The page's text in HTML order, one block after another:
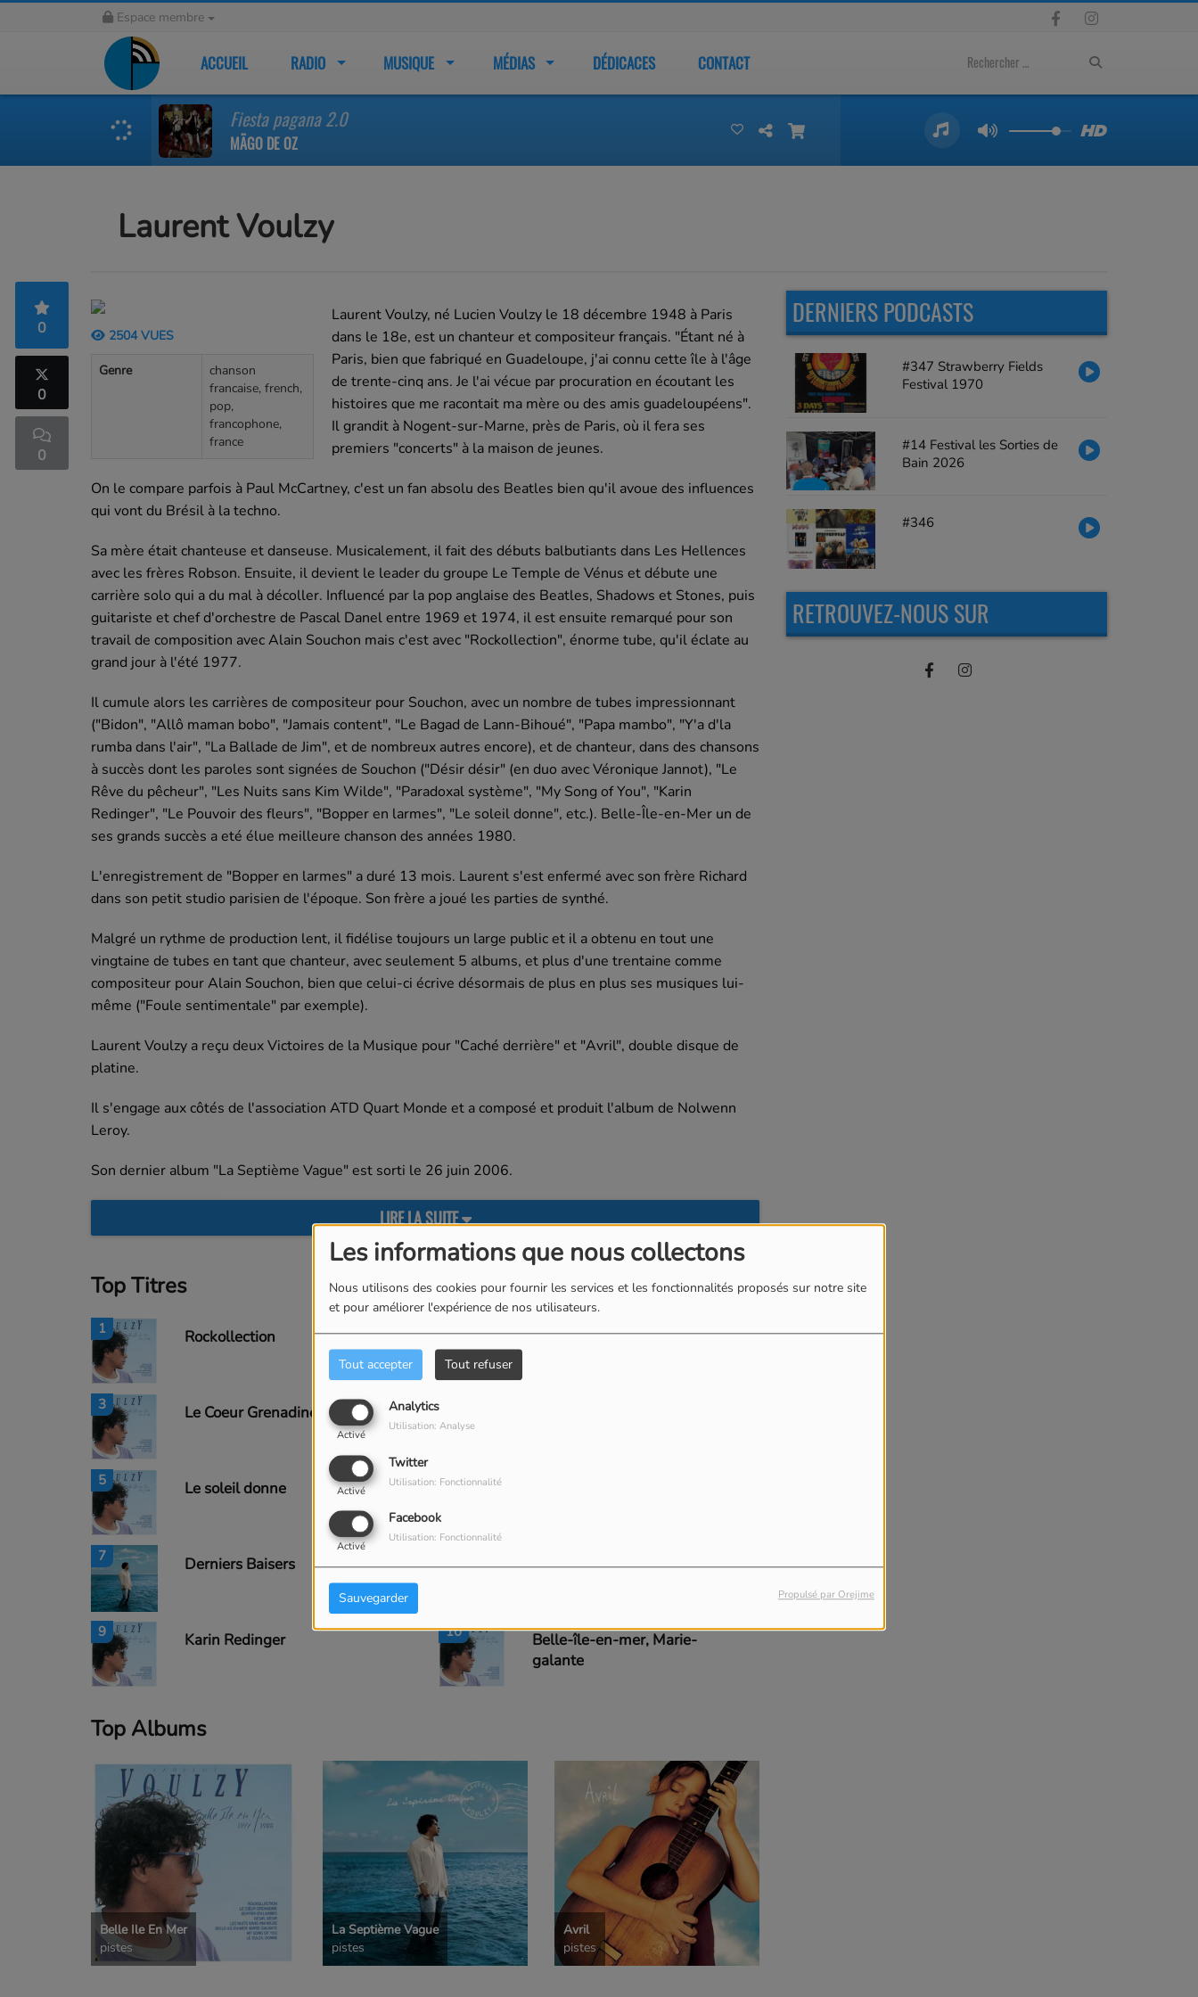
Les informations que nous collectons
Nous utilisons des cookies pour fournir les services et les fonctionnalités proposés sur notre site
et pour améliorer l'expérience de nos utilisateurs.
Tout accepter Tout refuser
Analytics
Activé
Utilisation: Analyse
Twitter
Activé
Utilisation: Fonctionnalité
Facebook
Activé
Utilisation: Fonctionnalité
Sauvegarder Propulsé par Orejime
Espace membre
ACCUEIL RADIO MUSIQUE MÉDIAS DÉDICACES CONTACT
Fiesta pagana 2.0
MÄGO DE OZ
Laurent Voulzy
0
0
0
2504 VUES
Genre
chanson
francaise, french,
pop,
francophone,
france
Laurent Voulzy, né Lucien Voulzy le 18 décembre 1948 à Paris
dans le 18e, est un chanteur et compositeur français. "Étant né à
Paris, bien que fabriqué en Guadeloupe, j'ai connu cette île à l'âge
de trente-cinq ans. Je l'ai vécue par procuration en écoutant les
histoires que me racontait ma mère ou des amis guadeloupéens".
Il grandit à Nogent-sur-Marne, près de Paris, où il fera ses
premiers "concerts" à la maison de jeunes.
On le compare parfois à Paul McCartney, c'est un fan absolu des Beatles bien qu'il avoue des influences
qui vont du Brésil à la techno.
Sa mère était chanteuse et danseuse. Musicalement, il fait des débuts balbutiants dans Les Hellences
avec les frères Robson. Ensuite, il devient le leader du groupe Le Temple de Vénus et débute une
carrière solo qui a du mal à décoller. Influencé par la pop anglaise des Beatles, Shadows et Stones, puis
guitariste et chef d'orchestre de Pascal Danel entre 1969 et 1974, il est ensuite remarqué pour son
travail de composition avec Alain Souchon mais c'est avec "Rockollection", énorme tube, qu'il éclate au
grand jour à l'été 1977.
Il cumule alors les carrières de compositeur pour Souchon, avec un nombre de tubes impressionnant
("Bidon", "Allô maman bobo", "Jamais content", "Le Bagad de Lann-Bihoué", "Papa mambo", "Y'a d'la
rumba dans l'air", "La Ballade de Jim", et de nombreux autres encore), et de chanteur, dans des chansons
à succès dont les paroles sont signées de Souchon ("Désir désir" (en duo avec Véronique Jannot), "Le
Rêve du pêcheur", "Les Nuits sans Kim Wilde", "Paradoxal système", "My Song of You", "Karin
Redinger", "Le Pouvoir des fleurs", "Bopper en larmes", "Le soleil donne", etc.). Belle-Île-en-Mer un de
ses grands succès a eté élue meilleure chanson des années 1980.
L'enregistrement de "Bopper en larmes" a duré 13 mois. Laurent s'est enfermé avec son frère Richard
dans son petit studio parisien de l'époque. Son frère a joué les parties de synthé.
Malgré un rythme de production lent, il fidélise toujours un large public et il a obtenu en tout une
vingtaine de tubes en tant que chanteur, avec seulement 5 albums, et plus d'une trentaine comme
compositeur pour Alain Souchon, bien que celui-ci écrive désormais de plus en plus ses musiques lui-
même ("Foule sentimentale" par exemple).
Laurent Voulzy a reçu deux Victoires de la Musique pour "Caché derrière" et "Avril", double disque de
platine.
Il s'engage aux côtés de l'association ATD Quart Monde et a composé et produit l'album de Nolwenn
Leroy.
Son dernier album "La Septième Vague" est sorti le 26 juin 2006.
LIRE LA SUITE
Top Titres
1 Rockollection 2 Le pouvoir des fleurs
3 Le Coeur Grenadine
5 Le soleil donne 6
7 Derniers Baisers Cocktail chez Mademoiselle
9 Karin Redinger 10
Belle-île-en-mer, Marie-
galante
Top Albums
Belle Ile En Mer
pistes
La Septième Vague
pistes
Avril
pistes
DERNIERS PODCASTS
#347 Strawberry Fields
Festival 1970
#14 Festival les Sorties de
Bain 2026
#346
RETROUVEZ-NOUS SUR